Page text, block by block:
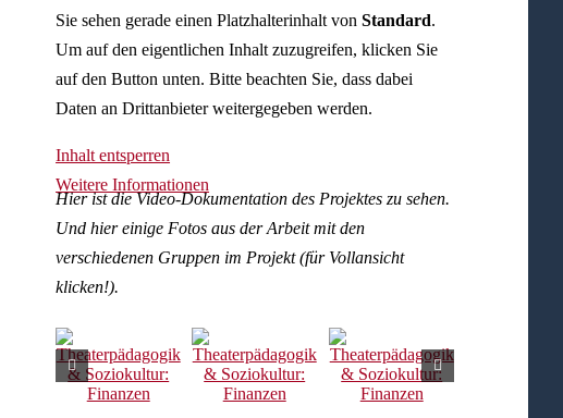
Sie sehen gerade einen Platzhalterinhalt vonStandard.
Um auf den eigentlichen Inhalt zuzugreifen, klicken Sie
auf den Button unten. Bitte beachten Sie, dass dabei
Daten an Drittanbieter weitergegeben werden.
Inhalt entsperren
Weitere Informationen
Hier ist die Video-Dokumentation des Projektes zu sehen.
Und hier einige Fotos aus der Arbeit mit den
verschiedenen Gruppen im Projekt (für Vollansicht
klicken!).